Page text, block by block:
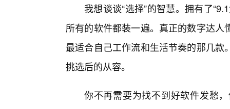
我想谈谈“选择”的智慧。拥有了
所有的软件都装一遍。真正的数字达
最适合自己工作流和生活节奏的那几
挑选后的从容。
你不再需要为找不到好软件发愁